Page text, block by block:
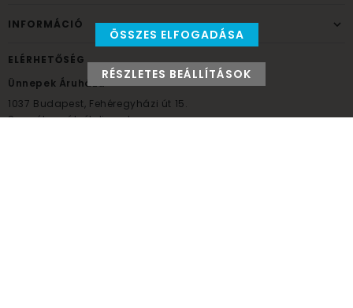
INFORMÁCIÓ
ELÉRHETŐSÉG
Ünnepek Áruháza
1037 Budapest, Fehéregyházi út 15.
Személyes átvételi pont
ÖSSZES ELFOGADÁSA
RÉSZLETES BEÁLLÍTÁSOK